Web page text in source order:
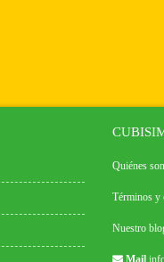
Quiénes
Términos y
Nuestro
Mail